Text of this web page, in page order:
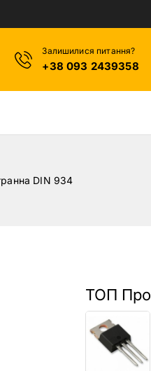
Залишилися питання?
+38 093 2439358
DIN 934
ТОП